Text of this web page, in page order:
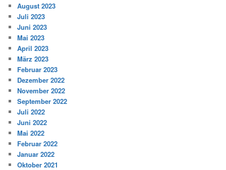
August 2023
Juli 2023
Juni 2023
Mai 2023
April 2023
März 2023
Februar 2023
Dezember 2022
November 2022
September 2022
Juli 2022
Juni 2022
Mai 2022
Februar 2022
Januar 2022
Oktober 2021